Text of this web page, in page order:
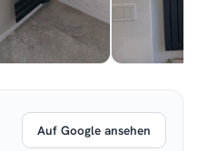
Auf Google ansehen